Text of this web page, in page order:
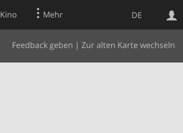
DE
Kino Mehr
Feedback geben | Zur alten Karte wechseln
Websuche